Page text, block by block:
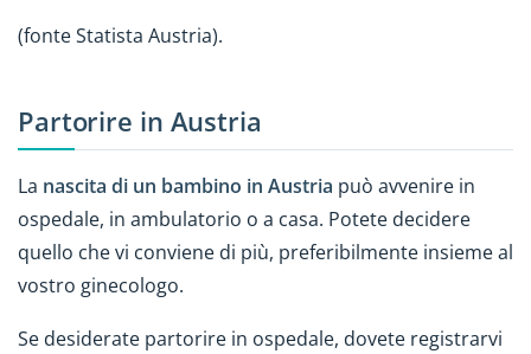
(fonte Statista Austria).
Partorire in Austria
La nascita di un bambino in Austria può avvenire in
ospedale, in ambulatorio o a casa. Potete decidere
quello che vi conviene di più, preferibilmente insieme al
vostro ginecologo.
Se desiderate partorire in ospedale, dovete registrarvi